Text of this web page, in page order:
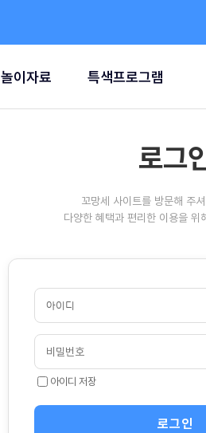
놀이자료 특색프로그램
로그
꼬망세 사이트를 방문해 주
다양한 혜택과 편리한 이용을 위
아이디 저장
로그인